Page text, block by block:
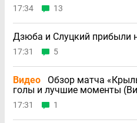
17:34 13
Дзюба и Слуцкий прибыли
17:31 5
Видео
Обзор матча
голы и лучшие моменты
17:31 1